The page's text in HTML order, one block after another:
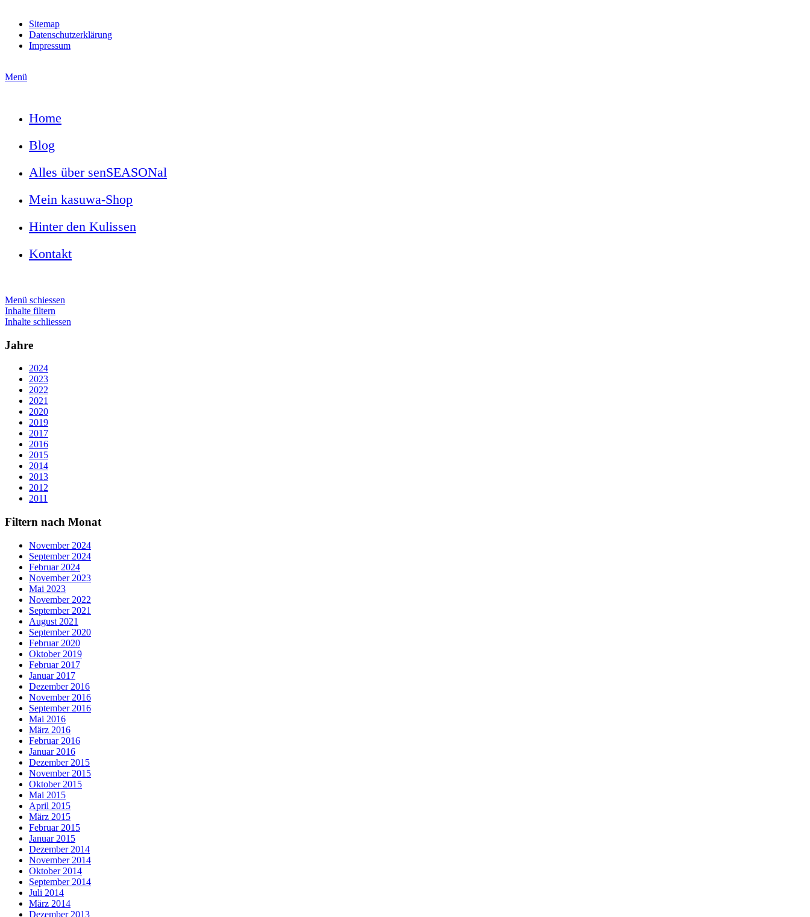
Sitemap
Datenschutzerklärung
Impressum
Menü
Home
Blog
Alles über senSEASONal
Mein kasuwa-Shop
Hinter den Kulissen
Kontakt
Menü schiessen
Inhalte filtern
Inhalte schliessen
Jahre
2024
2023
2022
2021
2020
2019
2017
2016
2015
2014
2013
2012
2011
Filtern nach Monat
November 2024
September 2024
Februar 2024
November 2023
Mai 2023
November 2022
September 2021
August 2021
September 2020
Februar 2020
Oktober 2019
Februar 2017
Januar 2017
Dezember 2016
November 2016
September 2016
Mai 2016
März 2016
Februar 2016
Januar 2016
Dezember 2015
November 2015
Oktober 2015
Mai 2015
April 2015
März 2015
Februar 2015
Januar 2015
Dezember 2014
November 2014
Oktober 2014
September 2014
Juli 2014
März 2014
Dezember 2013